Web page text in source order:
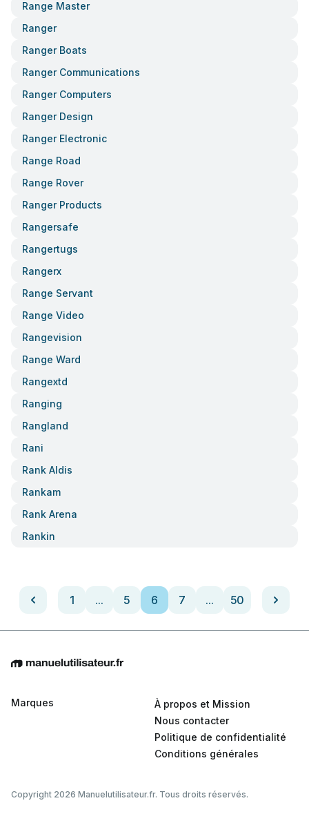
Range Master
Ranger
Ranger Boats
Ranger Communications
Ranger Computers
Ranger Design
Ranger Electronic
Range Road
Range Rover
Ranger Products
Rangersafe
Rangertugs
Rangerx
Range Servant
Range Video
Rangevision
Range Ward
Rangextd
Ranging
Rangland
Rani
Rank Aldis
Rankam
Rank Arena
Rankin
1 ... 5 6 7 ... 50
Marques
À propos et Mission
Nous contacter
Politique de confidentialité
Conditions générales
Copyright 2026 Manuelutilisateur.fr. Tous droits réservés.